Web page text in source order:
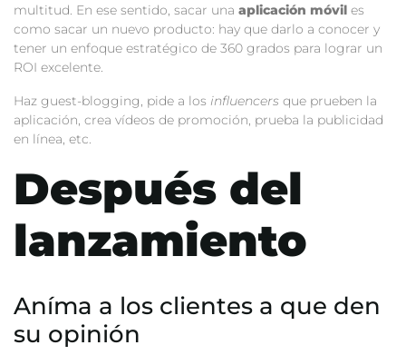
multitud. En ese sentido, sacar una aplicación móvil es
como sacar un nuevo producto: hay que darlo a conocer y
tener un enfoque estratégico de 360 grados para lograr un
ROI excelente.
Haz guest-blogging, pide a los influencers que prueben la
aplicación, crea vídeos de promoción, prueba la publicidad
en línea, etc.
Después del
lanzamiento
Aníma a los clientes a que den
su opinión